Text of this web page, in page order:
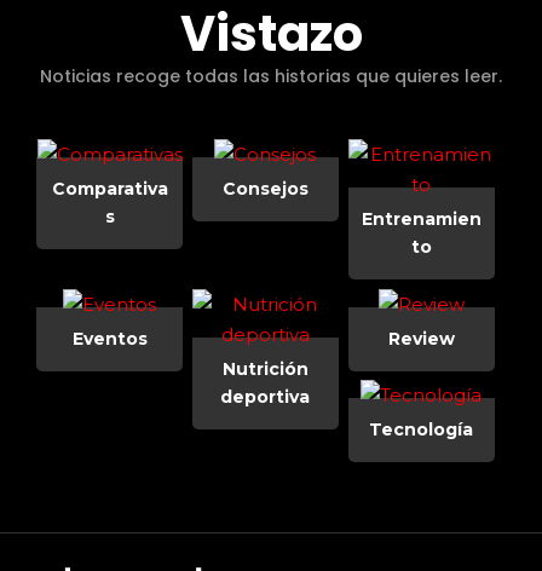
Vistazo
Noticias recoge todas las historias que quieres leer.
Comparativa
s
Consejos
Entrenamien
to
Eventos
Nutrición
deportiva
Review
Tecnología